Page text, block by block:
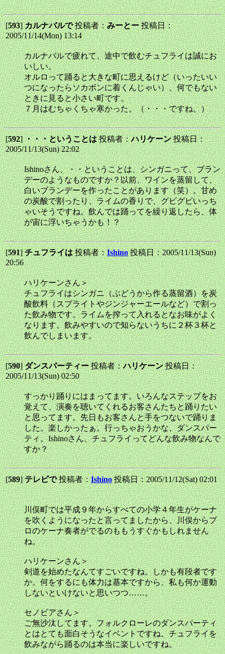
[593]カルナバルで投稿者：みーとー投稿日：
2005/11/14(Mon) 13:14
カルナバルで疲れて、途中で飲むチュフライは誠にお
いしい。
オルロって踊ると大きな町に思えるけど（いったいい
つになったらソカボンに着くんじゃい）、何でもない
ときに見ると小さい町です。
７月はむちゃくちゃ寒かった。（・・・ですね。）
[592]・・・ということは投稿者：ハリケーン投稿日：
2005/11/13(Sun) 22:02
Ishinoさん、・・ということは、シンガニって、ブラン
デーのようなものですか？以前、ワインを蒸留して、
白いブランデーを作ったことがあります（笑）。甘め
の炭酸で割ったり、ライムの香りで、グビグビいっち
ゃいそうですね。飲んでは踊ってを繰り返したら、体
が宙に浮いちゃうかも！？
[591]チュフライは投稿者：Ishino 投稿日：2005/11/13(Sun)
20:56
ハリケーンさん＞
チュフライはシンガニ（ぶどうから作る蒸留酒）を炭
酸飲料（スプライトやジンジャーエールなど）で割っ
た飲み物です。ライムを搾って入れるとなお味がよく
なります。飲みやすいので知らないうちに２杯３杯と
飲んでしまいます。
[590]ダンスパーティー投稿者：ハリケーン投稿日：
2005/11/13(Sun) 02:50
すっかり踊りにはまってます。いろんなステップをお
覚えて、演奏を聴いてくれるお客さんたちと踊りたい
と思ってます。先日もお客さんと手をつないで踊りま
した。楽しかったぁ。行っちゃおうかな、ダンスパー
ティ。Ishinoさん、チュフライってどんな飲み物なんで
すか？
[589]テレビで投稿者：Ishino 投稿日：2005/11/12(Sat) 02:01
川俣町では平成９年からすべての小学４年生がケーナ
を吹くようになったと言ってましたから、川俣からプ
ロのケーナ奏者がでるのももうすぐかもしれません
ね。
ハリケーンさん＞
剣道を始めたなんてすごいですね。しかも有段者です
か。何をするにも体力は基本ですから、私も何か運動
しないといけないと思いつつ……。
セノビアさん＞
ご無沙汰してます。フォルクローレのダンスパーティ
とはとても面白そうなイベントですね。チュフライを
飲みながら踊るのは本当に楽しいですね。